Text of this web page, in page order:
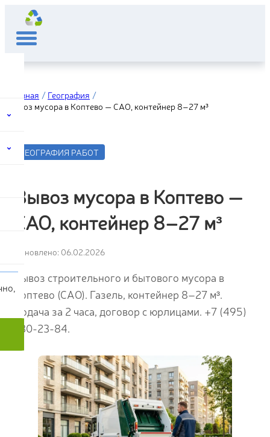
Главная
География
Вывоз мусора в Коптево — САО, контейнер 8–27 м³
ГЕОГРАФИЯ РАБОТ
Вывоз мусора в Коптево —
САО, контейнер 8–27 м³
Обновлено: 06.02.2026
Вывоз строительного и бытового мусора в
Коптево (САО). Газель, контейнер 8–27 м³.
Подача за 2 часа, договор с юрлицами. +7 (495)
230-23-84.